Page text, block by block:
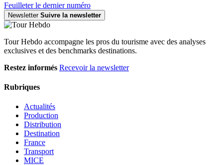
Feuilleter le dernier numéro
Newsletter Suivre la newsletter
Tour Hebdo accompagne les pros du tourisme avec des analyses
exclusives et des benchmarks destinations.
Restez informés Recevoir la newsletter
Rubriques
Actualités
Production
Distribution
Destination
France
Transport
MICE